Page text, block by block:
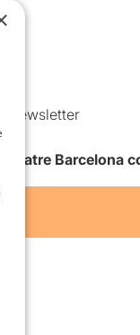
Newsletter
Teatre Barcelona